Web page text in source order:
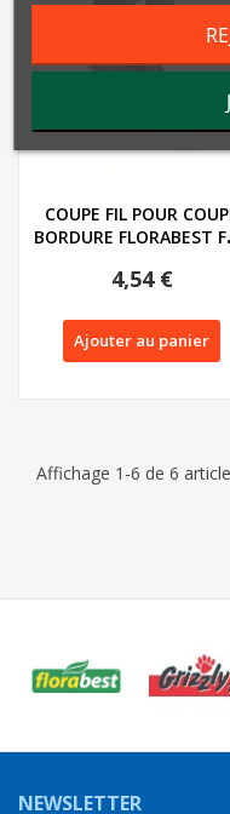
COUPE FIL POUR
BORDURE FLORABEST
4,54 €
Ajouter au panier
Affichage 1-6 de 6
NEWSLETTER